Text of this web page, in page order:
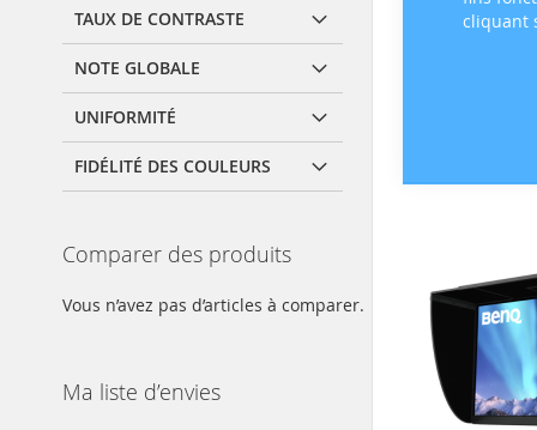
cliquant
TAUX DE CONTRASTE
NOTE GLOBALE
UNIFORMITÉ
FIDÉLITÉ DES COULEURS
Comparer des produits
Vous n’avez pas d’articles à comparer.
Ma liste d’envies